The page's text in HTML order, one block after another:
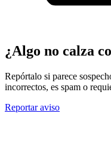
¿Algo no calza
Repórtalo si parece
incorrectos, es spam o
Reportar aviso